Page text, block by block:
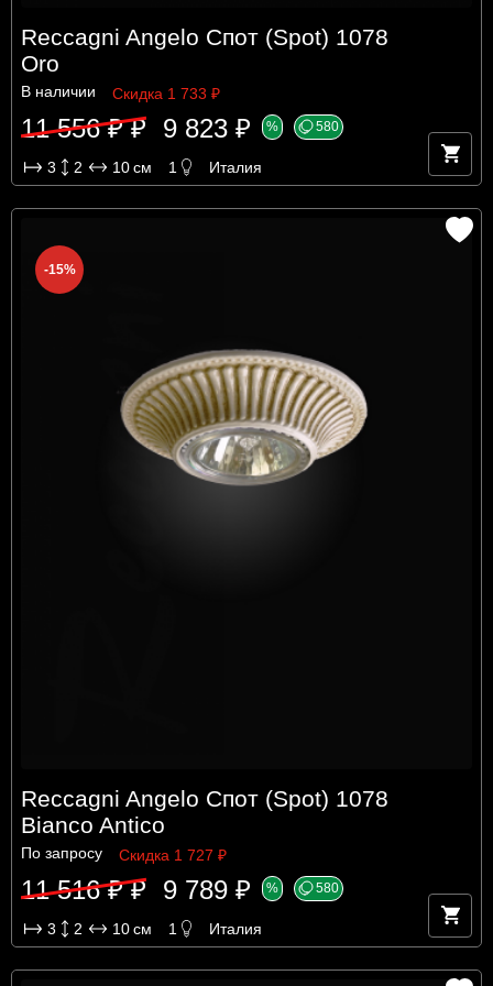
Reccagni Angelo Спот (Spot) 1078
Oro
В наличии Скидка 1 733 ₽
11 556 ₽ ₽ 9 823 ₽ % 580
3 2 10см 1 Италия
-15%
Reccagni Angelo Спот (Spot) 1078
Bianco Antico
По запросу Скидка 1 727 ₽
11 516 ₽ ₽ 9 789 ₽ % 580
3 2 10см 1 Италия